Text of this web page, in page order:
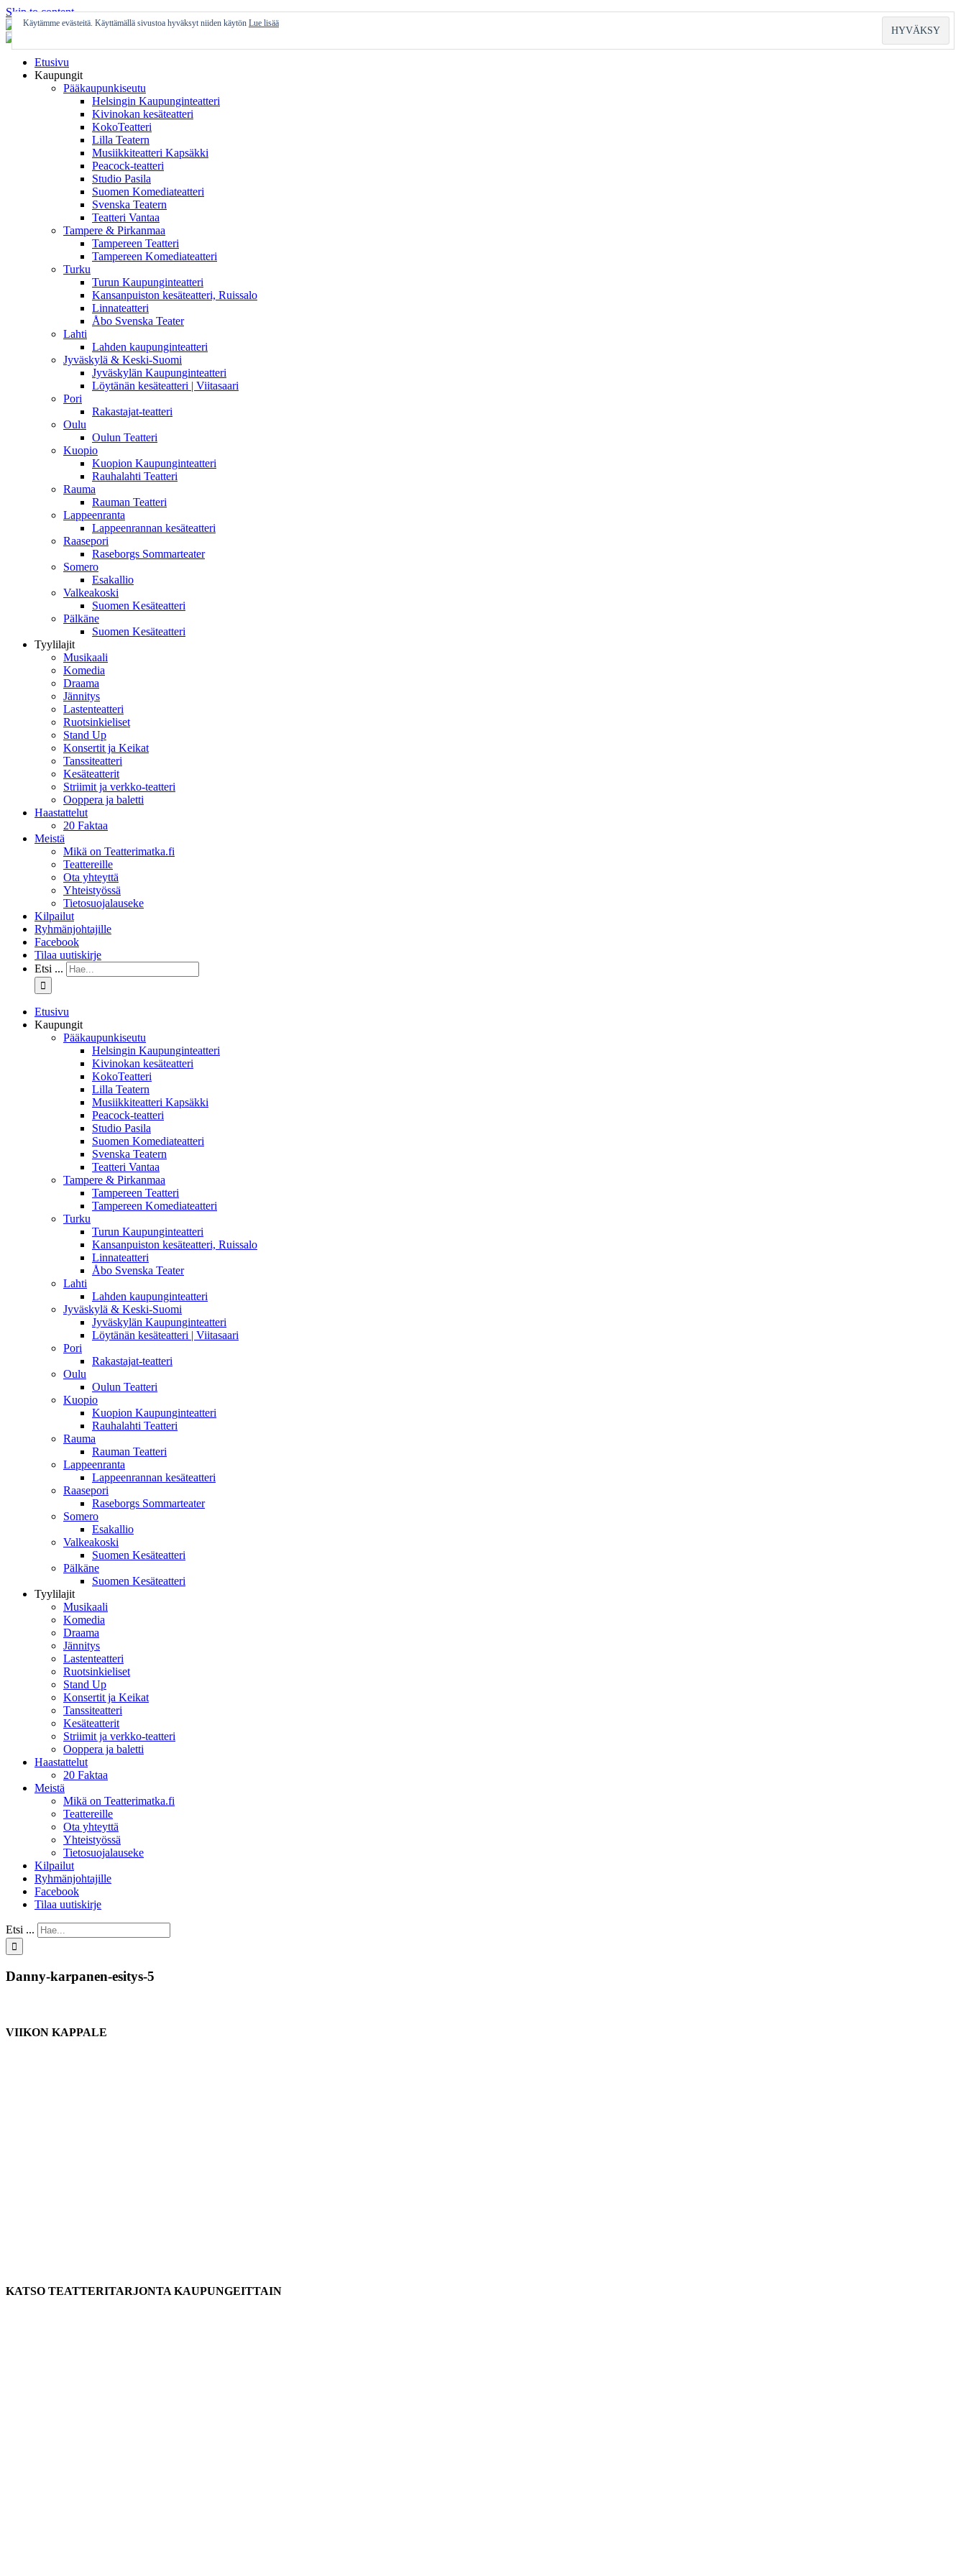
Skip to content
Etusivu
Kaupungit
Pääkaupunkiseutu
Helsingin Kaupunginteatteri
Kivinokan kesäteatteri
KokoTeatteri
Lilla Teatern
Musiikkiteatteri Kapsäkki
Peacock-teatteri
Studio Pasila
Suomen Komediateatteri
Svenska Teatern
Teatteri Vantaa
Tampere & Pirkanmaa
Tampereen Teatteri
Tampereen Komediateatteri
Turku
Turun Kaupunginteatteri
Kansanpuiston kesäteatteri, Ruissalo
Linnateatteri
Åbo Svenska Teater
Lahti
Lahden kaupunginteatteri
Jyväskylä & Keski-Suomi
Jyväskylän Kaupunginteatteri
Löytänän kesäteatteri | Viitasaari
Pori
Rakastajat-teatteri
Oulu
Oulun Teatteri
Kuopio
Kuopion Kaupunginteatteri
Rauhalahti Teatteri
Rauma
Rauman Teatteri
Lappeenranta
Lappeenrannan kesäteatteri
Raasepori
Raseborgs Sommarteater
Somero
Esakallio
Valkeakoski
Suomen Kesäteatteri
Pälkäne
Suomen Kesäteatteri
Tyylilajit
Musikaali
Komedia
Draama
Jännitys
Lastenteatteri
Ruotsinkieliset
Stand Up
Konsertit ja Keikat
Tanssiteatteri
Kesäteatterit
Striimit ja verkko-teatteri
Ooppera ja baletti
Haastattelut
20 Faktaa
Meistä
Mikä on Teatterimatka.fi
Teattereille
Ota yhteyttä
Yhteistyössä
Tietosuojalauseke
Kilpailut
Ryhmänjohtajille
Facebook
Tilaa uutiskirje
Etsi ...
Etusivu
Kaupungit
Pääkaupunkiseutu
Helsingin Kaupunginteatteri
Kivinokan kesäteatteri
KokoTeatteri
Lilla Teatern
Musiikkiteatteri Kapsäkki
Peacock-teatteri
Studio Pasila
Suomen Komediateatteri
Svenska Teatern
Teatteri Vantaa
Tampere & Pirkanmaa
Tampereen Teatteri
Tampereen Komediateatteri
Turku
Turun Kaupunginteatteri
Kansanpuiston kesäteatteri, Ruissalo
Linnateatteri
Åbo Svenska Teater
Lahti
Lahden kaupunginteatteri
Jyväskylä & Keski-Suomi
Jyväskylän Kaupunginteatteri
Löytänän kesäteatteri | Viitasaari
Pori
Rakastajat-teatteri
Oulu
Oulun Teatteri
Kuopio
Kuopion Kaupunginteatteri
Rauhalahti Teatteri
Rauma
Rauman Teatteri
Lappeenranta
Lappeenrannan kesäteatteri
Raasepori
Raseborgs Sommarteater
Somero
Esakallio
Valkeakoski
Suomen Kesäteatteri
Pälkäne
Suomen Kesäteatteri
Tyylilajit
Musikaali
Komedia
Draama
Jännitys
Lastenteatteri
Ruotsinkieliset
Stand Up
Konsertit ja Keikat
Tanssiteatteri
Kesäteatterit
Striimit ja verkko-teatteri
Ooppera ja baletti
Haastattelut
20 Faktaa
Meistä
Mikä on Teatterimatka.fi
Teattereille
Ota yhteyttä
Yhteistyössä
Tietosuojalauseke
Kilpailut
Ryhmänjohtajille
Facebook
Tilaa uutiskirje
Etsi ...
Danny-karpanen-esitys-5
VIIKON KAPPALE
KATSO TEATTERITARJONTA KAUPUNGEITTAIN
Käytämme evästeitä. Käyttämällä sivustoa hyväksyt niiden käytön Lue lisää